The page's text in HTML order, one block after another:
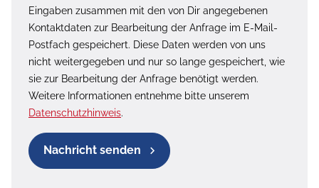
Eingaben zusammen mit den von Dir angegebenen
Kontaktdaten zur Bearbeitung der Anfrage im E-Mail-
Postfach gespeichert. Diese Daten werden von uns
nicht weitergegeben und nur so lange gespeichert, wie
sie zur Bearbeitung der Anfrage benötigt werden.
Weitere Informationen entnehme bitte unserem
Datenschutzhinweis.
Nachricht senden